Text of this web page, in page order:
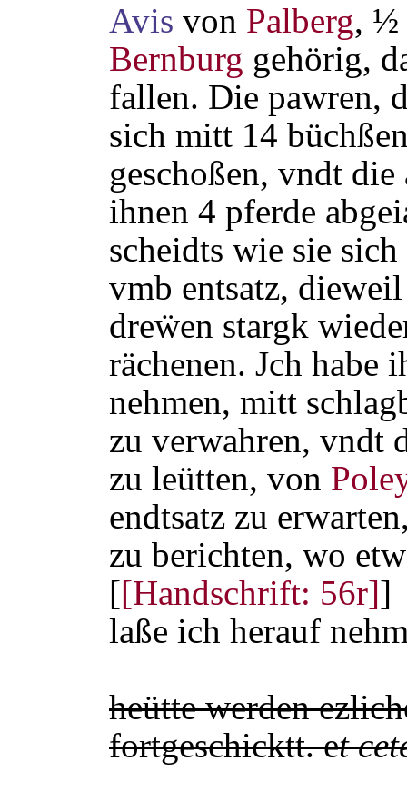
Avis von Palberg, ½
Bernburg gehörig,
fallen. Die pawren,
sich mitt 14
geschoßen, vndt
ihnen 4 pferde
scheidts wie sie
vmb entsatz,
dreẅen stargk
rächenen. Jch habe
nehmen, mitt
zu verwahren, vndt
zu leütten, von
endtsatz zu
zu berichten, wo
[[Handschrift: 56r]]
laße ich herauf
heütte werden
fortgeschicktt. et